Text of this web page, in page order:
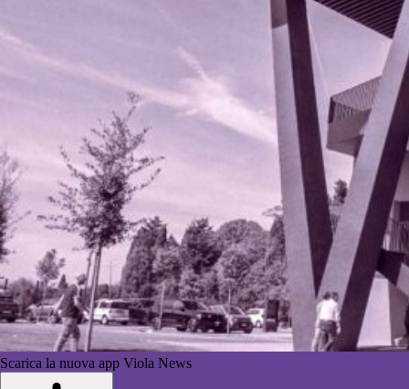
Scarica la nuova app Viola News